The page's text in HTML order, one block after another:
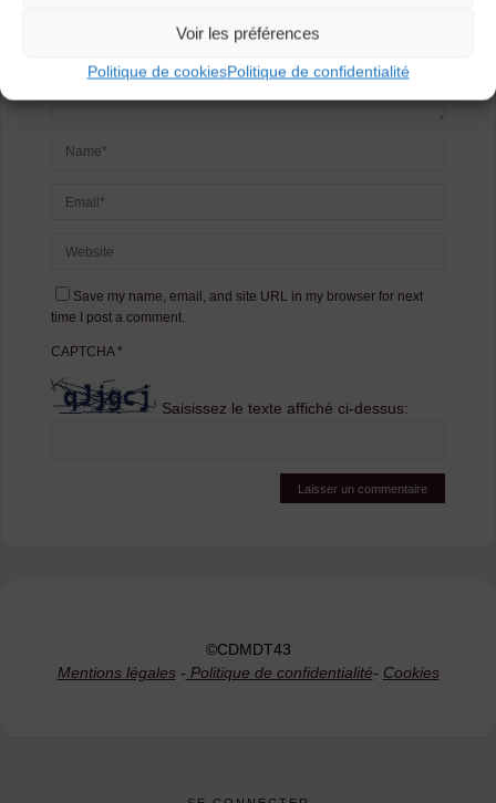
Voir les préférences
Politique de cookiesPolitique de confidentialité
Save my name, email, and site URL in my browser for next
time I post a comment.
CAPTCHA*
Saisissez le texte affiché ci-dessus:
©CDMDT43
Mentions légales- Politique de confidentialité- Cookies